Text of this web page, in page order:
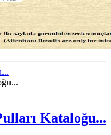
Kataloğu...